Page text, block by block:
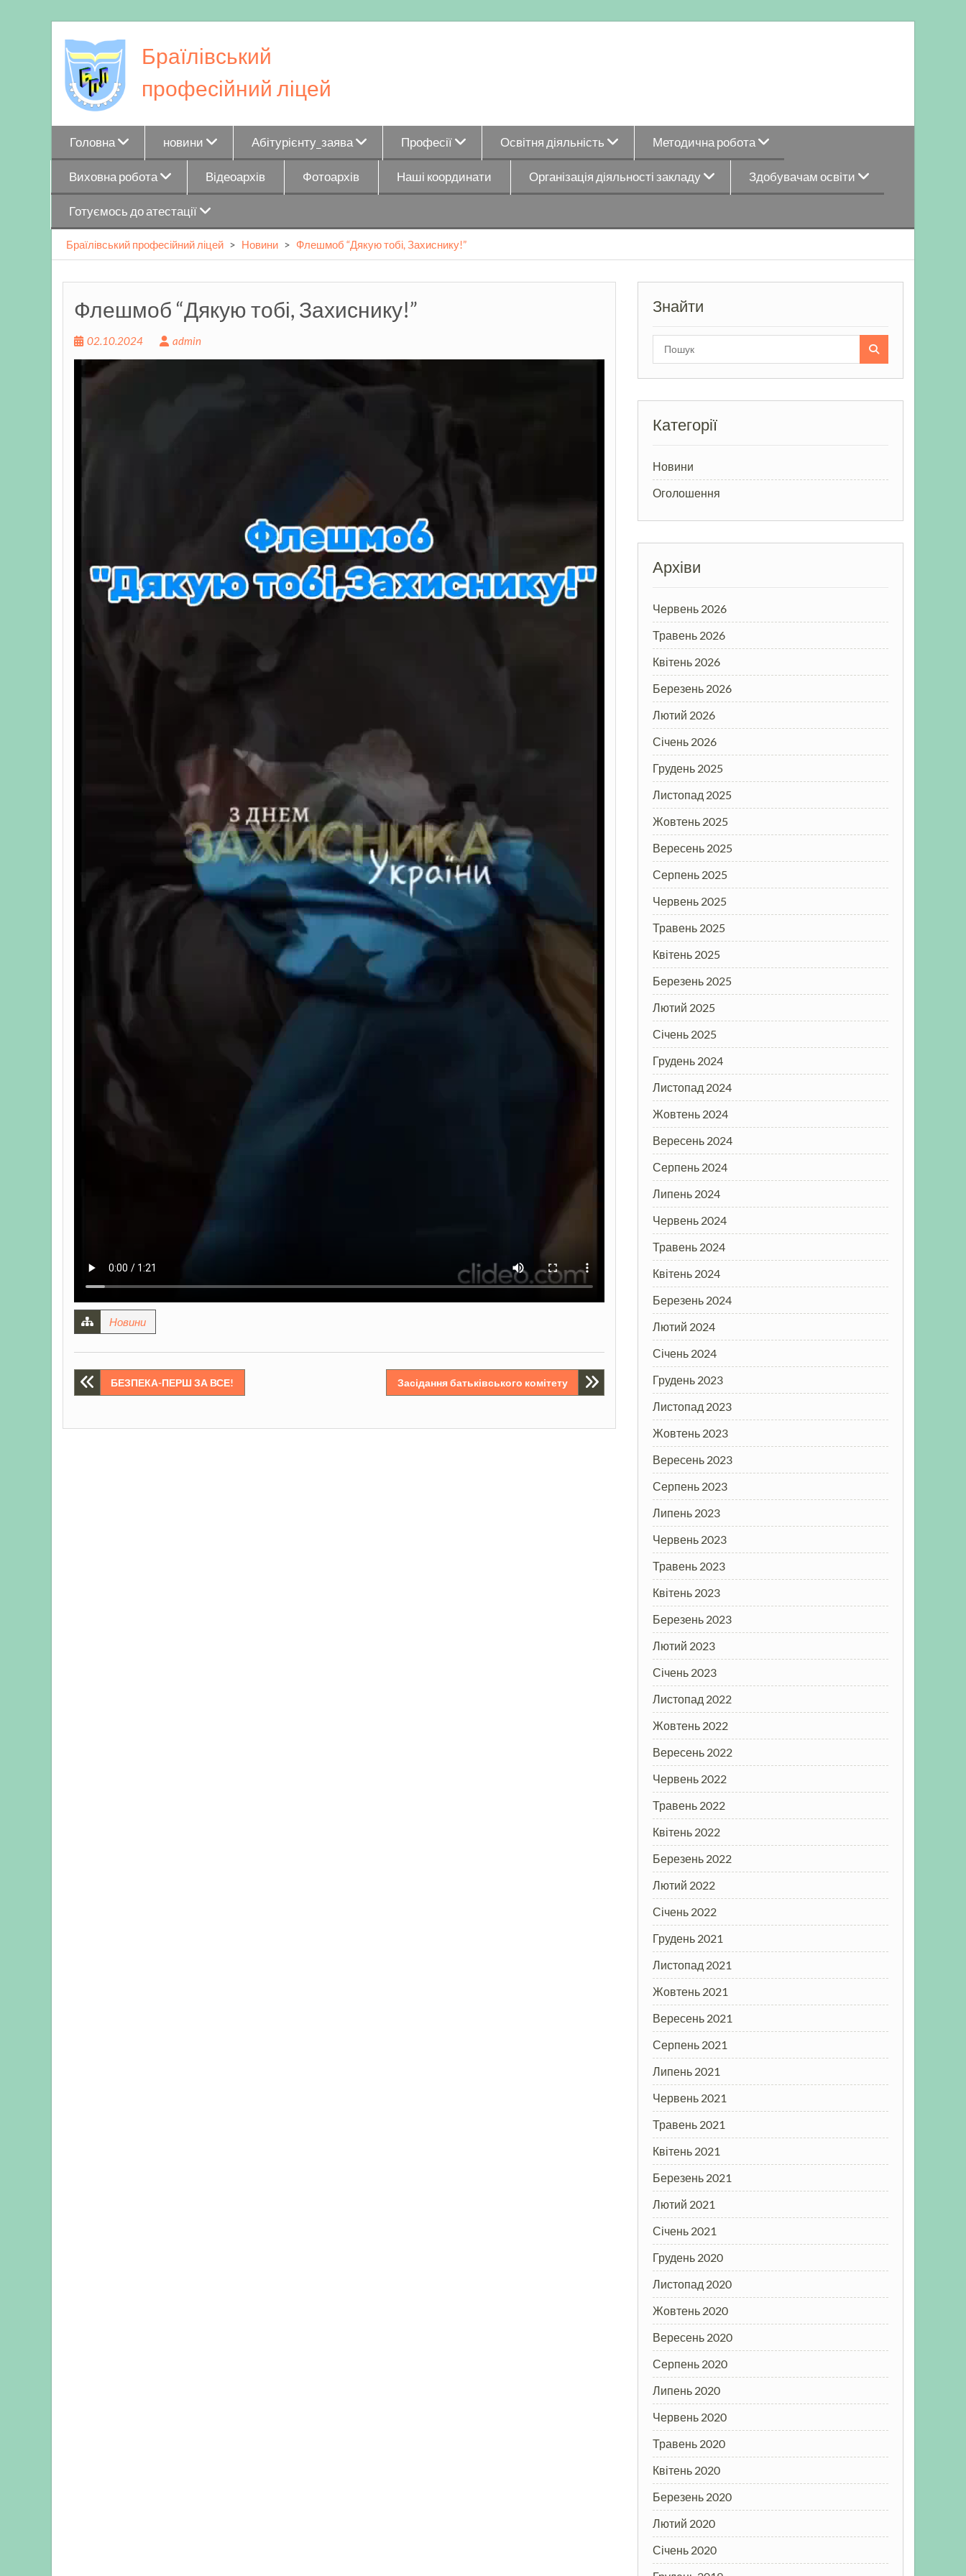
to
content
Браїлівський
професійний ліцей
Головна новини Абітурієнту_заява Професії Освітня діяльність Методична робота
Виховна робота Відеоархів Фотоархів Наші координати Організація діяльності закладу Здобувачам освіти
Готуємось до атестації
Браїлівський професійний ліцей > Новини > Флешмоб “Дякую тобі, Захиснику!”
Флешмоб “Дякую тобі, Захиснику!”
02.10.2024 admin
Новини
Навігація
БЕЗПЕКА-ПЕРШ ЗА ВСЕ! Засідання батьківського комітету
Знайти
Категорії
Новини
Оголошення
Архіви
Червень 2026
Травень 2026
Квітень 2026
Березень 2026
Лютий 2026
Січень 2026
Грудень 2025
Листопад 2025
Жовтень 2025
Вересень 2025
Серпень 2025
Червень 2025
Травень 2025
Квітень 2025
Березень 2025
Лютий 2025
Січень 2025
Грудень 2024
Листопад 2024
Жовтень 2024
Вересень 2024
Серпень 2024
Липень 2024
Червень 2024
Травень 2024
Квітень 2024
Березень 2024
Лютий 2024
Січень 2024
Грудень 2023
Листопад 2023
Жовтень 2023
Вересень 2023
Серпень 2023
Липень 2023
Червень 2023
Травень 2023
Квітень 2023
Березень 2023
Лютий 2023
Січень 2023
Листопад 2022
Жовтень 2022
Вересень 2022
Червень 2022
Травень 2022
Квітень 2022
Березень 2022
Лютий 2022
Січень 2022
Грудень 2021
Листопад 2021
Жовтень 2021
Вересень 2021
Серпень 2021
Липень 2021
Червень 2021
Травень 2021
Квітень 2021
Березень 2021
Лютий 2021
Січень 2021
Грудень 2020
Листопад 2020
Жовтень 2020
Вересень 2020
Серпень 2020
Липень 2020
Червень 2020
Травень 2020
Квітень 2020
Березень 2020
Лютий 2020
Січень 2020